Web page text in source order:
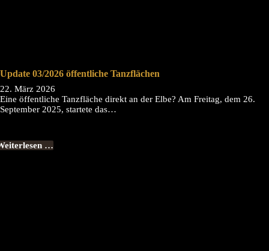
Update 03/2026 öffentliche Tanzflächen
22. März 2026
Eine öffentliche Tanzfläche direkt an der Elbe? Am Freitag, dem 26.
September 2025, startete das…
…